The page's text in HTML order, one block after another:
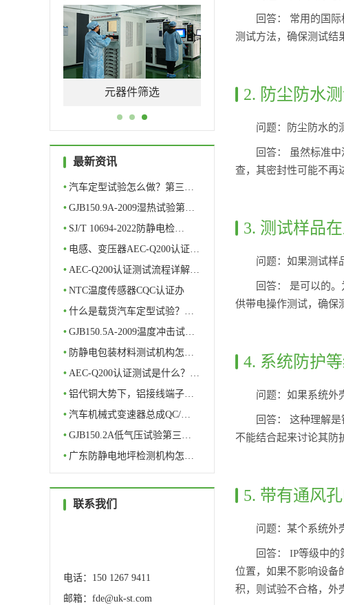
元器件筛选
最新资讯
• 汽车定型试验怎么做？第三…
• GJB150.9A-2009湿热试验第…
• SJ/T 10694-2022防静电检…
• 电感、变压器AEC-Q200认证…
• AEC-Q200认证测试流程详解…
• NTC温度传感器CQC认证办
理…
• 什么是载货汽车定型试验？…
• GJB150.5A-2009温度冲击试…
• 防静电包装材料测试机构怎…
• AEC-Q200认证测试是什么？…
• 铝代铜大势下，铝接线端子…
• 汽车机械式变速器总成QC/…
• GJB150.2A低气压试验第三…
• 广东防静电地坪检测机构怎…
联系我们
电话：150 1267 9411
邮箱：fde@uk-st.com
回答： 常用的国
测试方法，确保测试结
2. 防尘防水
问题：防尘防水的
回答： 虽然标准
查，其密封性可能不再
3. 测试样品
问题：如果测试样
回答： 是可以的
供带电操作测试，确保
4. 系统防护
问题：如果系统外
回答： 这种理解
不能结合起来讨论其防
5. 带有通风
问题：某个系统外
回答： IP等级中
位置，如果不影响设备
积，则试验不合格，外